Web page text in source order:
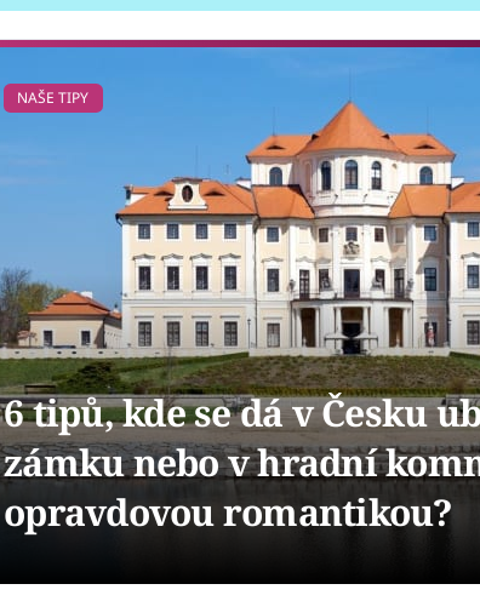
NAŠE TIPY
6 tipů, kde se dá v Česku
zámku nebo v hradní
opravdovou romantikou?